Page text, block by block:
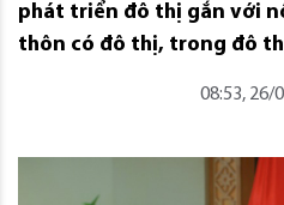
phát triển đô thị gắn với
thôn có đô thị, trong đô
08:53, 26/